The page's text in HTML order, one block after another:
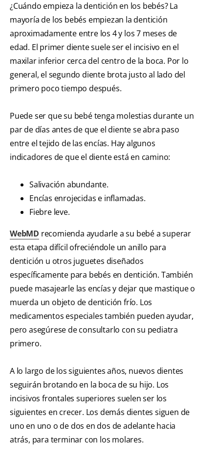
¿Cuándo empieza la dentición en los bebés? La
mayoría de los bebés empiezan la dentición
aproximadamente entre los 4 y los 7 meses de
edad. El primer diente suele ser el incisivo en el
maxilar inferior cerca del centro de la boca. Por lo
general, el segundo diente brota justo al lado del
primero poco tiempo después.
Puede ser que su bebé tenga molestias durante un
par de días antes de que el diente se abra paso
entre el tejido de las encías. Hay algunos
indicadores de que el diente está en camino:
Salivación abundante.
Encías enrojecidas e inflamadas.
Fiebre leve.
WebMD recomienda ayudarle a su bebé a superar
esta etapa difícil ofreciéndole un anillo para
dentición u otros juguetes diseñados
específicamente para bebés en dentición. También
puede masajearle las encías y dejar que mastique o
muerda un objeto de dentición frío. Los
medicamentos especiales también pueden ayudar,
pero asegúrese de consultarlo con su pediatra
primero.
A lo largo de los siguientes años, nuevos dientes
seguirán brotando en la boca de su hijo. Los
incisivos frontales superiores suelen ser los
siguientes en crecer. Los demás dientes siguen de
uno en uno o de dos en dos de adelante hacia
atrás, para terminar con los molares.